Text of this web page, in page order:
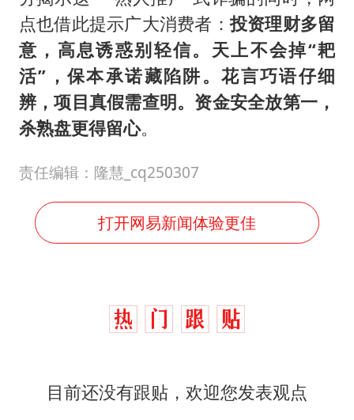
点也借此提示广大消费者：投资理财多留
意，高息诱惑别轻信。天上不会掉“耙
活”，保本承诺藏陷阱。花言巧语仔细
辨，项目真假需查明。资金安全放第一，
杀熟盘更得留心。
责任编辑：隆慧_cq250307
打开网易新闻体验更佳
目前还没有跟贴，欢迎您发表观点